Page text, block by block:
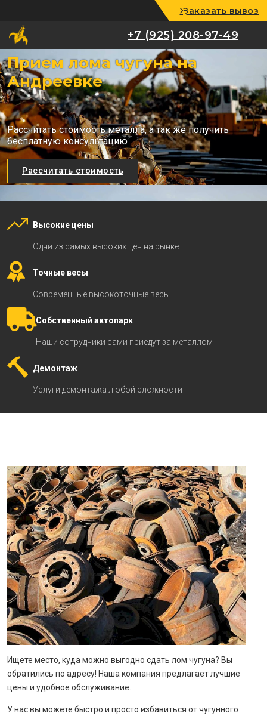
+7 (925) 208-97-49
Заказать вывоз
+7 (925) 208-97-49
Прием лома чугуна на
Андреевке
Рассчитать стоимость металла, а так же получить
бесплатную консультацию
Рассчитать стоимость
Высокие цены
Одни из самых высоких цен на рынке
Точные весы
Современные высокоточные весы
Собственный автопарк
Наши сотрудники сами приедут за металлом
Демонтаж
Услуги демонтажа любой сложности
Ищете место, куда можно выгодно сдать лом чугуна? Вы
обратились по адресу! Наша компания предлагает лучшие
цены и удобное обслуживание.
У нас вы можете быстро и просто избавиться от чугунного